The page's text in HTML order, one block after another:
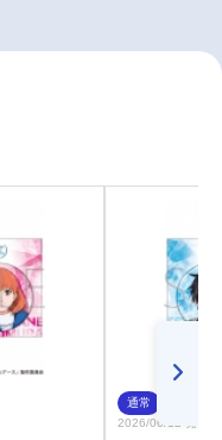
通常
2026/06/12 発売